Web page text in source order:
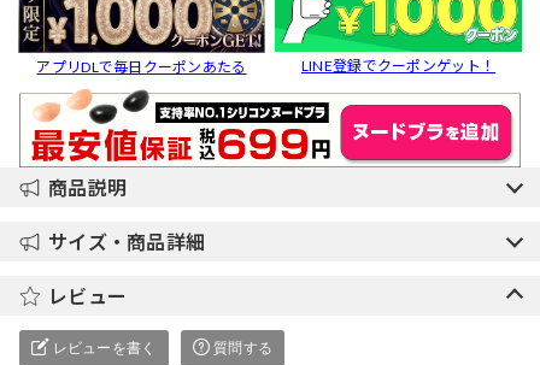
アプリDLで毎日クーポンあたる LINE登録でクーポンゲット！
商品説明
サイズ・商品詳細
レビュー
レビューを書く 質問する